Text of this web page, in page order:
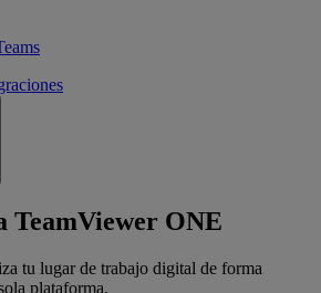
TeamViewer ONE
tu lugar de trabajo digital de forma
plataforma.